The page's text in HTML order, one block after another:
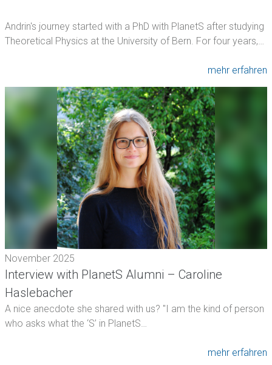
Andrin's journey started with a PhD with PlanetS after studying
Theoretical Physics at the University of Bern. For four years,…
mehr erfahren
November 2025
Interview with PlanetS Alumni – Caroline
Haslebacher
A nice anecdote she shared with us? "I am the kind of person
who asks what the ‘S’ in PlanetS…
mehr erfahren